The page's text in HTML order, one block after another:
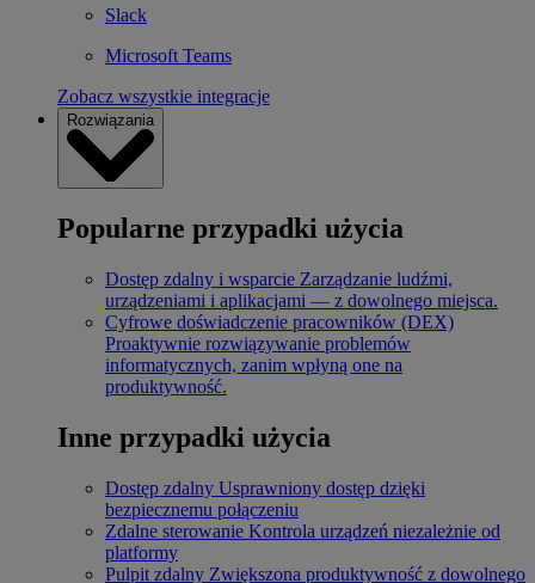
Slack
Microsoft Teams
Zobacz wszystkie integracje
Rozwiązania
Popularne przypadki użycia
Dostęp zdalny i wsparcie Zarządzanie ludźmi,
urządzeniami i aplikacjami — z dowolnego miejsca.
Cyfrowe doświadczenie pracowników (DEX)
Proaktywnie rozwiązywanie problemów
informatycznych, zanim wpłyną one na
produktywność.
Inne przypadki użycia
Dostęp zdalny Usprawniony dostęp dzięki
bezpiecznemu połączeniu
Zdalne sterowanie Kontrola urządzeń niezależnie od
platformy
Pulpit zdalny Zwiększona produktywność z dowolnego